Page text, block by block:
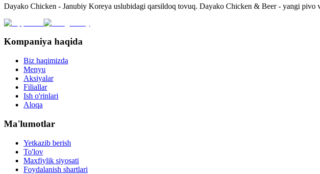
Dayako Chicken - Janubiy Koreya uslubidagi qarsildoq tovuq. Dayako Chicken & Beer - yangi pivo
Kompaniya haqida
Biz haqimizda
Menyu
Aksiyalar
Filiallar
Ish o'rinlari
Aloqa
Ma'lumotlar
Yetkazib berish
To'lov
Maxfiylik siyosati
Foydalanish shartlari